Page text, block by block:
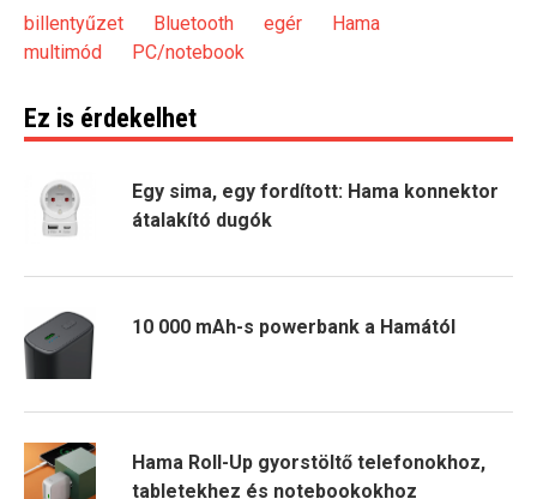
billentyűzet Bluetooth egér
Hama
multimód
PC/notebook
Ez is érdekelhet
Egy sima, egy fordított: Hama konnektor
átalakító dugók
10 000 mAh-s powerbank a Hamától
Hama Roll-Up gyorstöltő telefonokhoz,
tabletekhez és notebookokhoz